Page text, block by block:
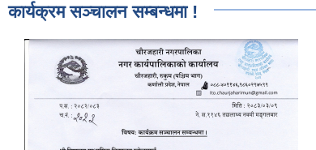
कार्यक्रम सञ्चालन सम्बन्धमा !